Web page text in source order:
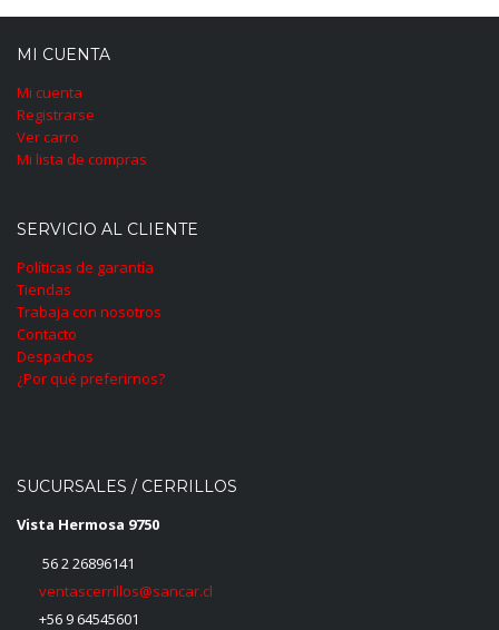
MI CUENTA
Mi cuenta
Registrarse
Ver carro
Mi lista de compras
SERVICIO AL CLIENTE
Políticas de garantía
Tiendas
Trabaja con nosotros
Contacto
Despachos
¿Por qué preferirnos?
SUCURSALES / CERRILLOS
Vista Hermosa 9750
56 2 26896141
ventascerrillos@sancar.cl
+56 9 64545601